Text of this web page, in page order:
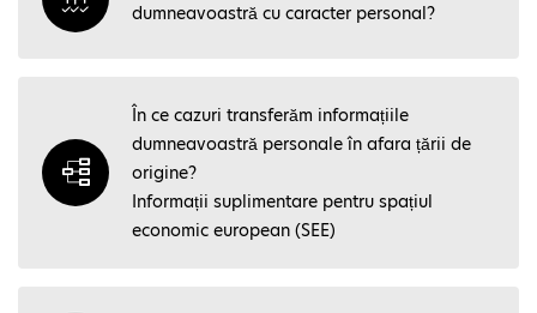
dumneavoastră cu caracter personal?
În ce cazuri transferăm informațiile
dumneavoastră personale în afara țării de
origine?
Informații suplimentare pentru spațiul
economic european (SEE)